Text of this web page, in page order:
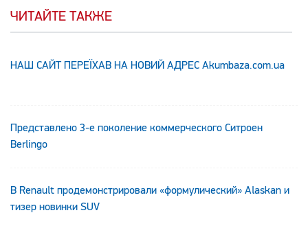
ЧИТАЙТЕ ТАКЖЕ
НАШ САЙТ ПЕРЕЇХАВ НА НОВИЙ АДРЕС Аkumbaza.com.ua
Представлено 3-е поколение коммерческого Ситроен
Berlingo
В Renault продемонстрировали «формулический» Alaskan и
тизер новинки SUV